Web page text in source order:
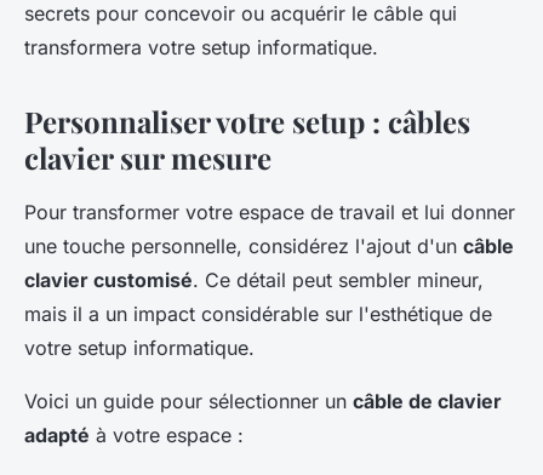
secrets pour concevoir ou acquérir le câble qui
transformera votre setup informatique.
Personnaliser votre setup : câbles
clavier sur mesure
Pour transformer votre espace de travail et lui donner
une touche personnelle, considérez l'ajout d'un câble
clavier customisé. Ce détail peut sembler mineur,
mais il a un impact considérable sur l'esthétique de
votre setup informatique.
Voici un guide pour sélectionner un câble de clavier
adapté à votre espace :